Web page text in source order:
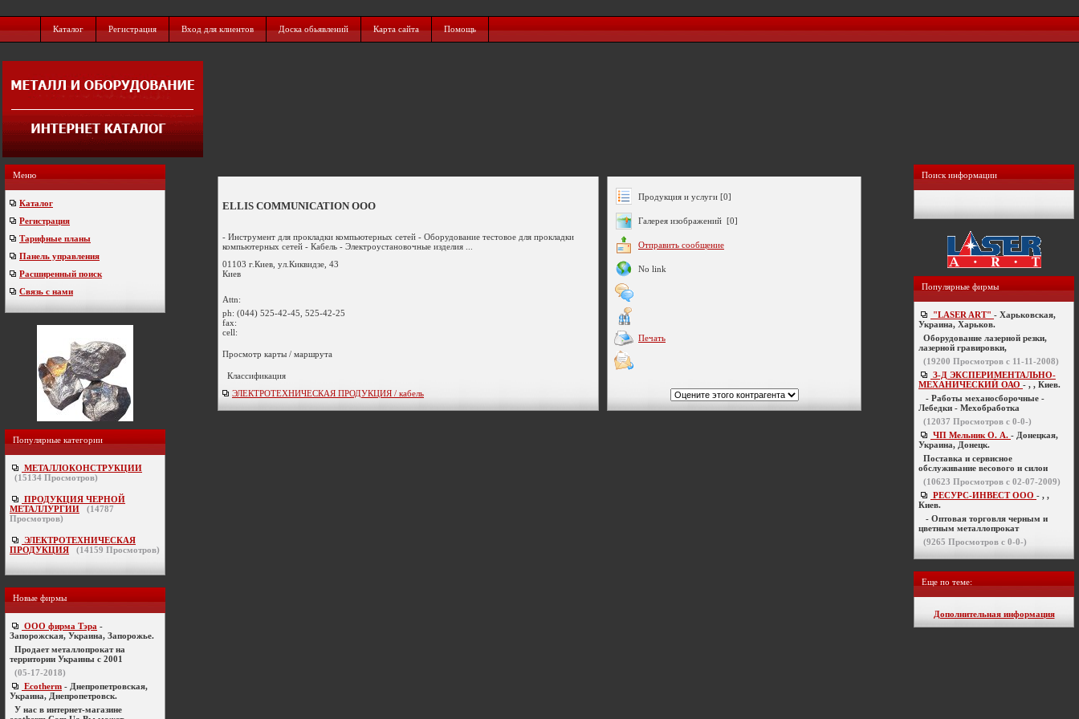
Каталог Регистрация Вход для клиентов Доска обьявлений Карта сайта Помощь
Меню
Каталог
Регистрация
Тарифные планы
Панель управления
Расширенный поиск
Связь с нами
Популярные категории
МЕТАЛЛОКОНСТРУКЦИИ
(15134 Просмотров)
ПРОДУКЦИЯ ЧЕРНОЙ
МЕТАЛЛУРГИИ
(14787
Просмотров)
ЭЛЕКТРОТЕХНИЧЕСКАЯ
ПРОДУКЦИЯ
(14159 Просмотров)
Новые фирмы
ООО фирма Тэра -
Запорожская, Украина, Запорожье.
Продает металлопрокат на
территории Украины с 2001
(05-17-2018)
Ecotherm - Днепропетровская,
Украина, Днепропетровск.
У нас в интернет-магазине
ELLIS COMMUNICATION ООО
- Инструмент для прокладки компьютерных сетей - Оборудование тестовое для прокладки
компьютерных сетей - Кабель - Электроустановочные изделия ...
01103 г.Киев, ул.Киквидзе, 43
Киев
Attn:
ph: (044) 525-42-45, 525-42-25
fax:
cell:
Просмотр карты / маршрута
Классификация
ЭЛЕКТРОТЕХНИЧЕСКАЯ ПРОДУКЦИЯ / кабель
Продукция и услуги [0]
Галерея изображений [0]
Отправить сообщение
No link
Печать
Поиск информации
Популярные фирмы
"LASER ART" - Харьковская,
Украина, Харьков.
Оборудование лазерной резки,
лазерной гравировки,
(19200 Просмотров с 11-11-2008)
З-Д ЭКСПЕРИМЕНТАЛЬНО-
МЕХАНИЧЕСКИЙ ОАО - , , Киев.
- Работы механосборочные -
Лебедки - Мехобработка
(12037 Просмотров с 0-0-)
ЧП Мельник О. А. - Донецкая,
Украина, Донецк.
Поставка и сервисное
обслуживание весового и силои
(10623 Просмотров с 02-07-2009)
РЕСУРС-ИНВЕСТ ООО - , ,
Киев.
- Оптовая торговля черным и
цветным металлопрокат
(9265 Просмотров с 0-0-)
Еще по теме:
Дополнительная информация